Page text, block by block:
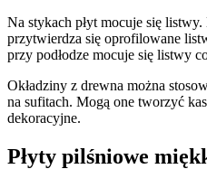
Na stykach płyt mocuje się
przytwierdza się oprofilowane
przy podłodze mocuje się listwy
Okładziny z drewna można
na sufitach. Mogą one tworzyć
dekoracyjne.
Płyty pilśniowe